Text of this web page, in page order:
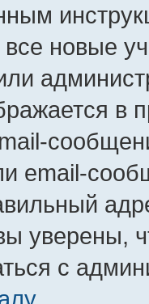
все новые
в
email-
уверены,
с